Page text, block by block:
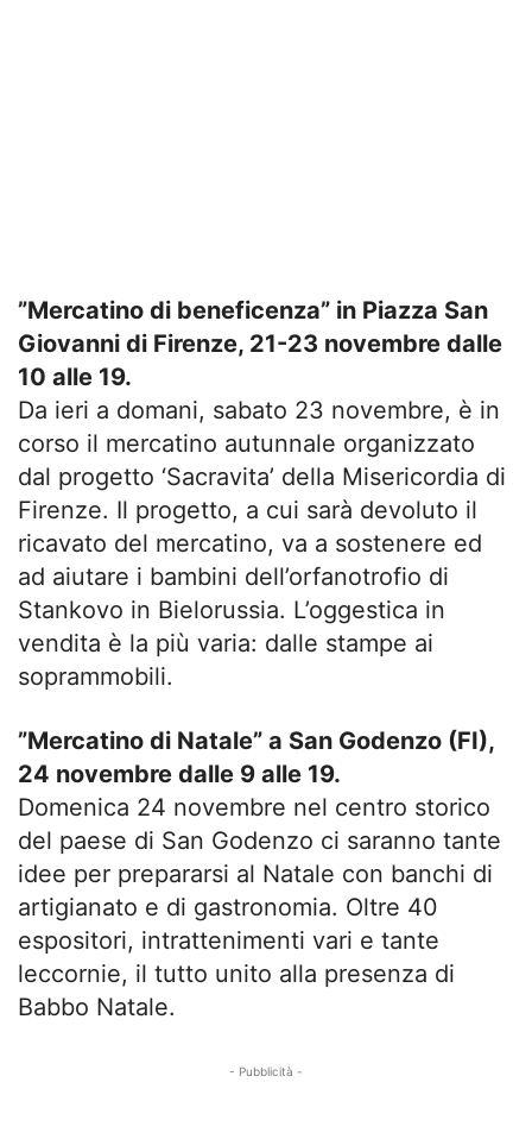
”Mercatino di beneficenza” in Piazza San
Giovanni di Firenze, 21-23 novembre dalle
10 alle 19.
Da ieri a domani, sabato 23 novembre, è in
corso il mercatino autunnale organizzato
dal progetto ‘Sacravita’ della Misericordia di
Firenze. Il progetto, a cui sarà devoluto il
ricavato del mercatino, va a sostenere ed
ad aiutare i bambini dell’orfanotrofio di
Stankovo in Bielorussia. L’oggestica in
vendita è la più varia: dalle stampe ai
soprammobili.
”Mercatino di Natale” a San Godenzo (FI),
24 novembre dalle 9 alle 19.
Domenica 24 novembre nel centro storico
del paese di San Godenzo ci saranno tante
idee per prepararsi al Natale con banchi di
artigianato e di gastronomia. Oltre 40
espositori, intrattenimenti vari e tante
leccornie, il tutto unito alla presenza di
Babbo Natale.
- Pubblicità -